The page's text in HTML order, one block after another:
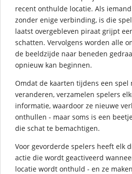
recent onthulde locatie. Als
zonder enige verbinding, is die
laatst overgebleven piraat grijpt
schatten. Vervolgens worden alle
de beeldzijde naar beneden
opnieuw kan beginnen.
Omdat de kaarten tijdens een spel
veranderen, verzamelen spelers
informatie, waardoor ze nieuwe
onthullen - maar soms is een
die schat te bemachtigen.
Voor gevorderde spelers heeft elk
actie die wordt geactiveerd
locatie wordt onthuld - en ze